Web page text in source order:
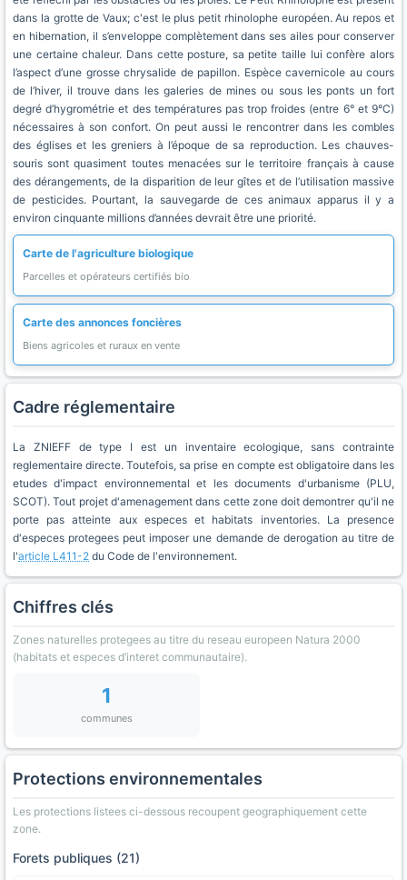
dans la grotte de Vaux; c'est le plus petit rhinolophe européen. Au repos et
en hibernation, il s’enveloppe complètement dans ses ailes pour conserver
une certaine chaleur. Dans cette posture, sa petite taille lui confère alors
l’aspect d’une grosse chrysalide de papillon. Espèce cavernicole au cours
de l’hiver, il trouve dans les galeries de mines ou sous les ponts un fort
degré d’hygrométrie et des températures pas trop froides (entre 6° et 9°C)
nécessaires à son confort. On peut aussi le rencontrer dans les combles
des églises et les greniers à l’époque de sa reproduction. Les chauves-
souris sont quasiment toutes menacées sur le territoire français à cause
des dérangements, de la disparition de leur gîtes et de l’utilisation massive
de pesticides. Pourtant, la sauvegarde de ces animaux apparus il y a
environ cinquante millions d’années devrait être une priorité.
Carte de l'agriculture biologique
Parcelles et opérateurs certifiés bio
Carte des annonces foncières
Biens agricoles et ruraux en vente
Cadre réglementaire
La ZNIEFF de type I est un inventaire ecologique, sans contrainte
reglementaire directe. Toutefois, sa prise en compte est obligatoire dans les
etudes d'impact environnemental et les documents d'urbanisme (PLU,
SCOT). Tout projet d'amenagement dans cette zone doit demontrer qu'il ne
porte pas atteinte aux especes et habitats inventories. La presence
d'especes protegees peut imposer une demande de derogation au titre de
l'article L411-2 du Code de l'environnement.
Chiffres clés
Zones naturelles protegees au titre du reseau europeen Natura 2000
(habitats et especes d’interet communautaire).
1
communes
Protections environnementales
Les protections listees ci-dessous recoupent geographiquement cette
zone.
Forets publiques (21)